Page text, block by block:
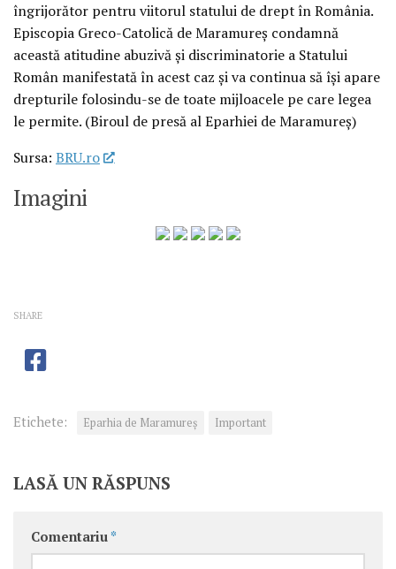
îngrijorător pentru viitorul statului de drept în România.
Episcopia Greco-Catolică de Maramureş condamnă
această atitudine abuzivă şi discriminatorie a Statului
Român manifestată în acest caz şi va continua să îşi apare
drepturile folosindu-se de toate mijloacele pe care legea
le permite. (Biroul de presă al Eparhiei de Maramureş)
Sursa: BRU.ro
Imagini
SHARE
Etichete: Eparhia de Maramureș Important
LASĂ UN RĂSPUNS
Comentariu *